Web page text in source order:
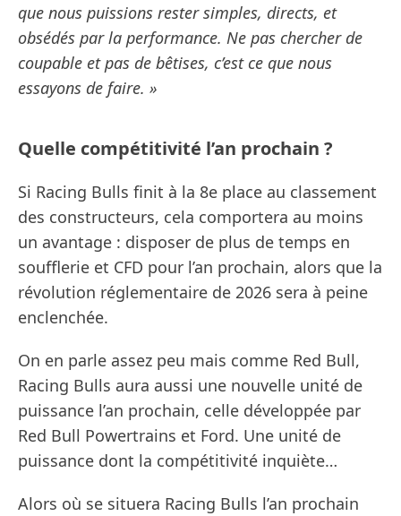
que nous puissions rester simples, directs, et
obsédés par la performance. Ne pas chercher de
coupable et pas de bêtises, c’est ce que nous
essayons de faire. »
Quelle compétitivité l’an prochain ?
Si Racing Bulls finit à la 8e place au classement
des constructeurs, cela comportera au moins
un avantage : disposer de plus de temps en
soufflerie et CFD pour l’an prochain, alors que la
révolution réglementaire de 2026 sera à peine
enclenchée.
On en parle assez peu mais comme Red Bull,
Racing Bulls aura aussi une nouvelle unité de
puissance l’an prochain, celle développée par
Red Bull Powertrains et Ford. Une unité de
puissance dont la compétitivité inquiète…
Alors où se situera Racing Bulls l’an prochain